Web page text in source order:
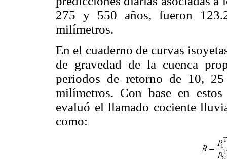
275 y 550 años, fueron
milímetros.
En el cuaderno de curvas
de gravedad de la cuenca
periodos de retorno de 10,
milímetros. Con base en
evaluó el llamado cociente
como: